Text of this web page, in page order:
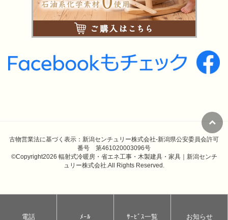
古物営業法に基づく表示：新潟センチュリー株式会社-新潟県公安委員会許可
番号 第461020003096号
©Copyright2026 輻射式冷暖房・省エネ工事・木製建具・家具｜新潟センチ
ュリー株式会社 .All Rights Reserved.
電話 ﾒｰﾙ ｻｰﾋﾞｽ一覧 お知らせ